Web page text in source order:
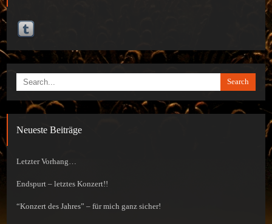
Search
Neueste Beiträge
Letzter Vorhang…
Endspurt – letztes Konzert!!
“Konzert des Jahres” – für mich ganz sicher!